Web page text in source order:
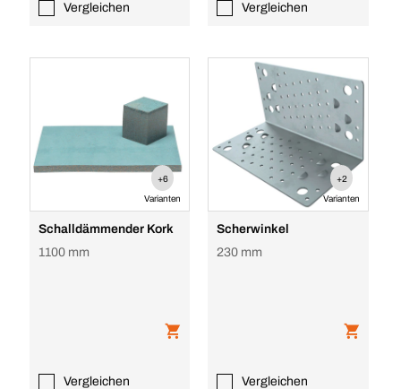
Vergleichen Vergleichen
+6
Varianten
Schalldämmender Kork
1100 mm
Vergleichen
+2
Varianten
Scherwinkel
230 mm
Vergleichen